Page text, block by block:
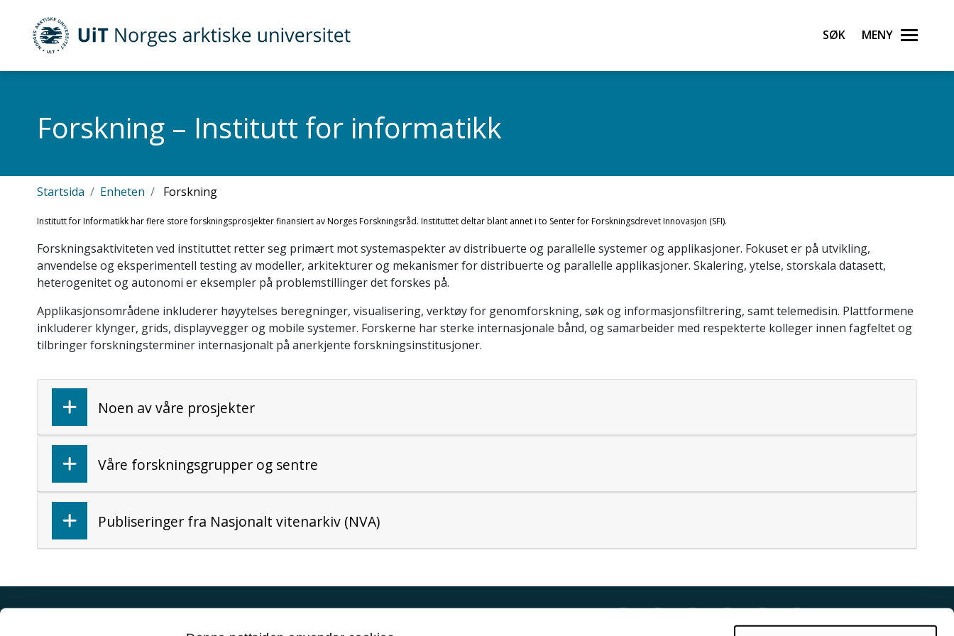
Gå til hovedinnhold
UiT Norges arktiske universitet Søk Meny
Forskning – Institutt for informatikk
Startsida Enheten Forskning
Institutt for Informatikk har flere store forskningsprosjekter finansiert av Norges Forskningsråd. Instituttet deltar blant annet i to Senter for Forskningsdrevet Innovasjon (SFI).
Forskningsaktiviteten ved instituttet retter seg primært mot systemaspekter av distribuerte og parallelle systemer og applikasjoner. Fokuset er på utvikling,
anvendelse og eksperimentell testing av modeller, arkitekturer og mekanismer for distribuerte og parallelle applikasjoner. Skalering, ytelse, storskala datasett,
heterogenitet og autonomi er eksempler på problemstillinger det forskes på.
Applikasjonsområdene inkluderer høyytelses beregninger, visualisering, verktøy for genomforskning, søk og informasjonsfiltrering, samt telemedisin. Plattformene
inkluderer klynger, grids, displayvegger og mobile systemer. Forskerne har sterke internasjonale bånd, og samarbeider med respekterte kolleger innen fagfeltet og
tilbringer forskningsterminer internasjonalt på anerkjente forskningsinstitusjoner.
Noen av våre prosjekter
Våre forskningsgrupper og sentre
Publiseringer fra Nasjonalt vitenarkiv (NVA)